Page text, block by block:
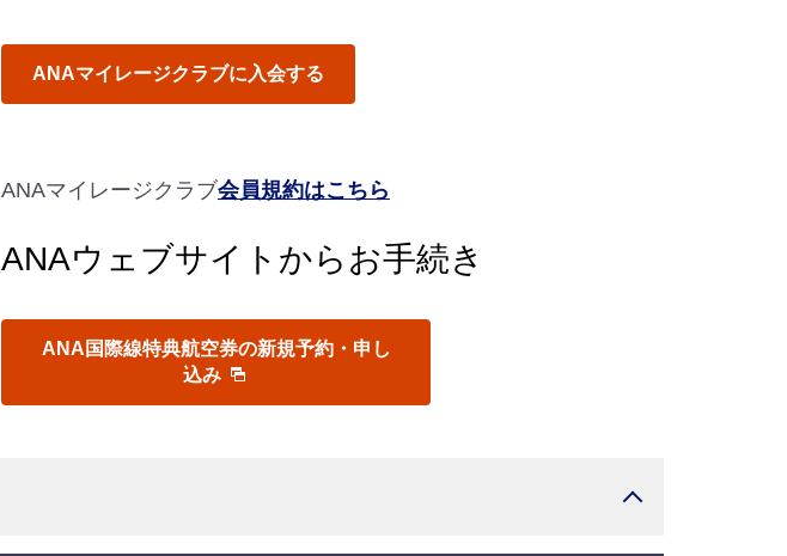
ANAマイレージクラブに入会する
ANAマイレージクラブ会員規約はこちら
ANAウェブサイトからお手続き
ANA国際線特典航空券の新規予約・申し
込み